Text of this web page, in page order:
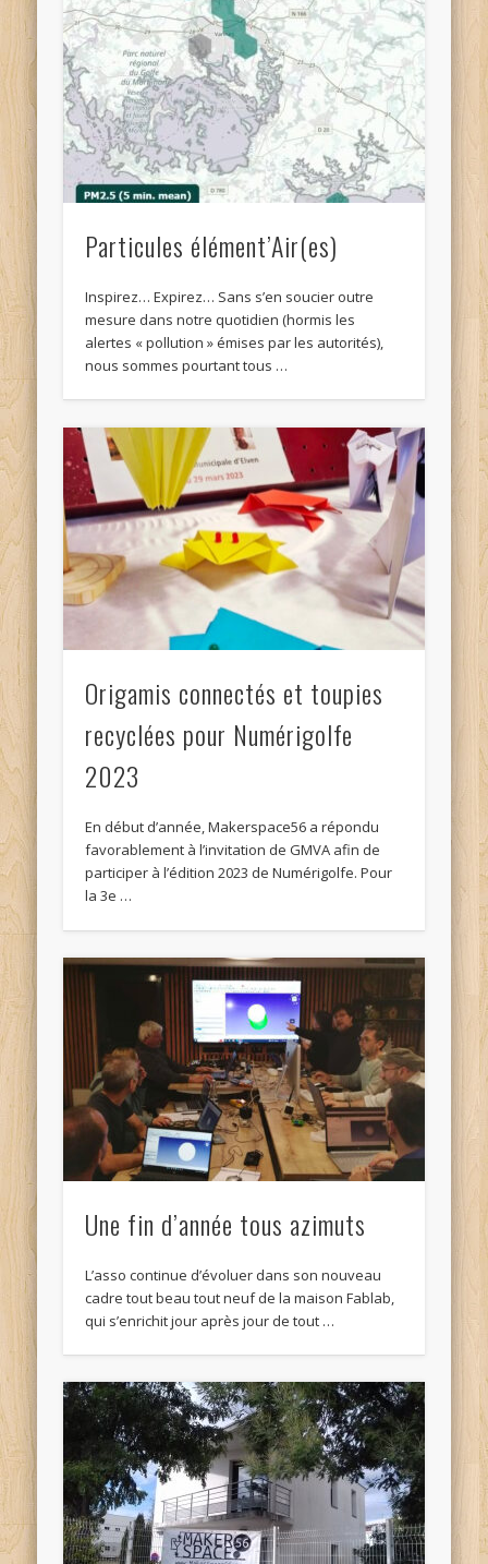
Particules élément’Air(es)
Inspirez… Expirez… Sans s’en soucier outre
mesure dans notre quotidien (hormis les
alertes « pollution » émises par les autorités),
nous sommes pourtant tous …
Origamis connectés et toupies
recyclées pour Numérigolfe
2023
En début d’année, Makerspace56 a répondu
favorablement à l’invitation de GMVA afin de
participer à l’édition 2023 de Numérigolfe. Pour
la 3e …
Une fin d’année tous azimuts
L’asso continue d’évoluer dans son nouveau
cadre tout beau tout neuf de la maison Fablab,
qui s’enrichit jour après jour de tout …